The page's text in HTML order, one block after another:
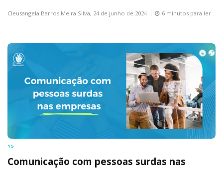
Cleusangela Barros Meira Silva, 24 de junho de 2024 6 minutos para ler
15
Comunicação com pessoas surdas nas